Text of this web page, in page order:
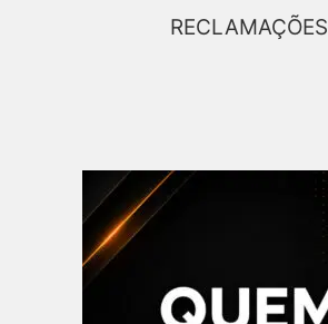
RECLAMAÇÕES